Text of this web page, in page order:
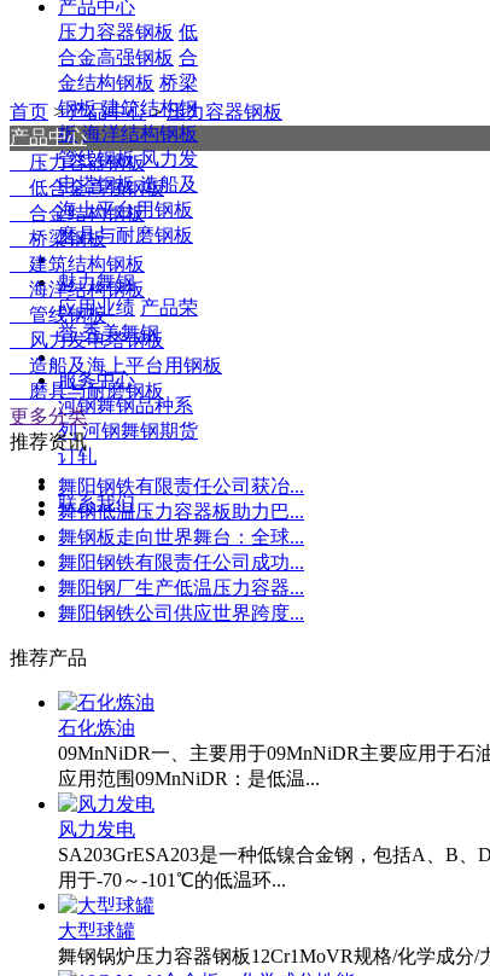
产品中心
压力容器钢板 低
合金高强钢板 合
金结构钢板 桥梁
钢板 建筑结构钢
板 海洋结构钢板
管线钢板 风力发
电塔钢板 造船及
海上平台用钢板
磨具与耐磨钢板
魅力舞钢
应用业绩 产品荣
誉 秀美舞钢
服务中心
河钢舞钢品种系
列 河钢舞钢期货
订轧
联系我们
首页 >产品中心>压力容器钢板
产品中心
压力容器钢板
低合金高强钢板
合金结构钢板
桥梁钢板
建筑结构钢板
海洋结构钢板
管线钢板
风力发电塔钢板
造船及海上平台用钢板
磨具与耐磨钢板
更多分类
推荐资讯
舞阳钢铁有限责任公司获冶...
舞钢低温压力容器板助力巴...
舞钢板走向世界舞台：全球...
舞阳钢铁有限责任公司成功...
舞阳钢厂生产低温压力容器...
舞阳钢铁公司供应世界跨度...
推荐产品
石化炼油
09MnNiDR一、主要用于09MnNiDR主要应用于石
应用范围09MnNiDR：是低温...
风力发电
SA203GrESA203是一种低镍合金钢，包括A、B
用于-70～-101℃的低温环...
大型球罐
舞钢锅炉压力容器钢板12Cr1MoVR规格/化学成分/